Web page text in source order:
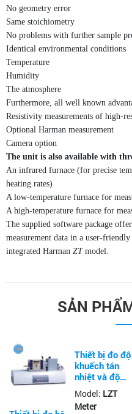
No geometry error
Same stoichiometry
No problems with further sample
Identical environmental conditions
Temperature
Humidity
The atmosphere
Furthermore, all well known
Resistivity measurements of high-
Optional Harman measurement
Camera option
The unit is also available with
An infrared furnace (for precise
heating rates)
A low-temperature furnace for
A high-temperature furnace for
The supplied software package
measurement data in a user-
integrated Harman ZTmodel.
SẢN
Thiết bị đo độ
khuếch tán
nhiệt và độ
dẫn nhiệt -
LZT-
Meter/LINSEIS
Model: LZT
Meter